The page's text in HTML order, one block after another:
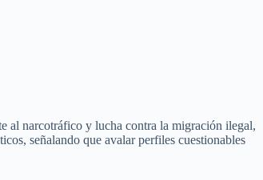
al narcotráfico y lucha contra la migración ilegal,
señalando que avalar perfiles cuestionables